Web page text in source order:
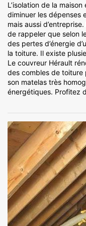
L’isolation de la
diminuer les dépenses
mais aussi
de rappeler que selon
des pertes d’énergie
la toiture. Il existe
Le couvreur Hérault
des combles de
son matelas très
énergétiques. Profitez